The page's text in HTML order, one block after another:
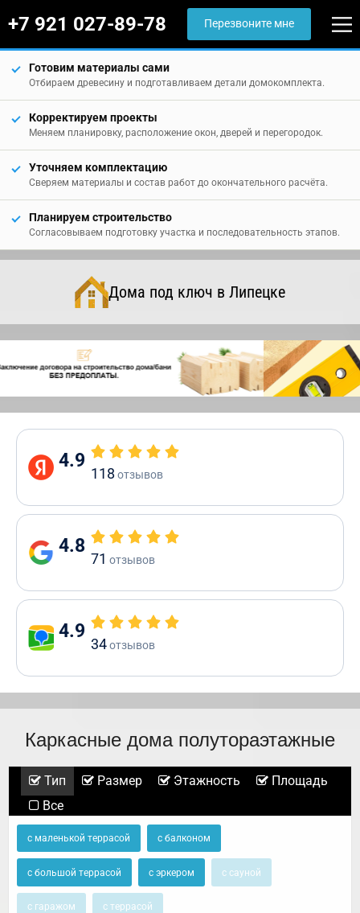
+7 921 027-89-78 Перезвоните мне
Готовим материалы сами
Отбираем древесину и подготавливаем детали домокомплекта.
Корректируем проекты
Меняем планировку, расположение окон, дверей и перегородок.
Уточняем комплектацию
Сверяем материалы и состав работ до окончательного расчёта.
Планируем строительство
Согласовываем подготовку участка и последовательность этапов.
Дома под ключ в Липецке
4.9
118 отзывов
4.8
71 отзывов
4.9
34отзывов
Каркасные дома полутораэтажные
Тип Размер Этажность
Площадь
Все
с маленькой террасой с балконом
с большой террасой с эркером с сауной
с гаражом с террасой